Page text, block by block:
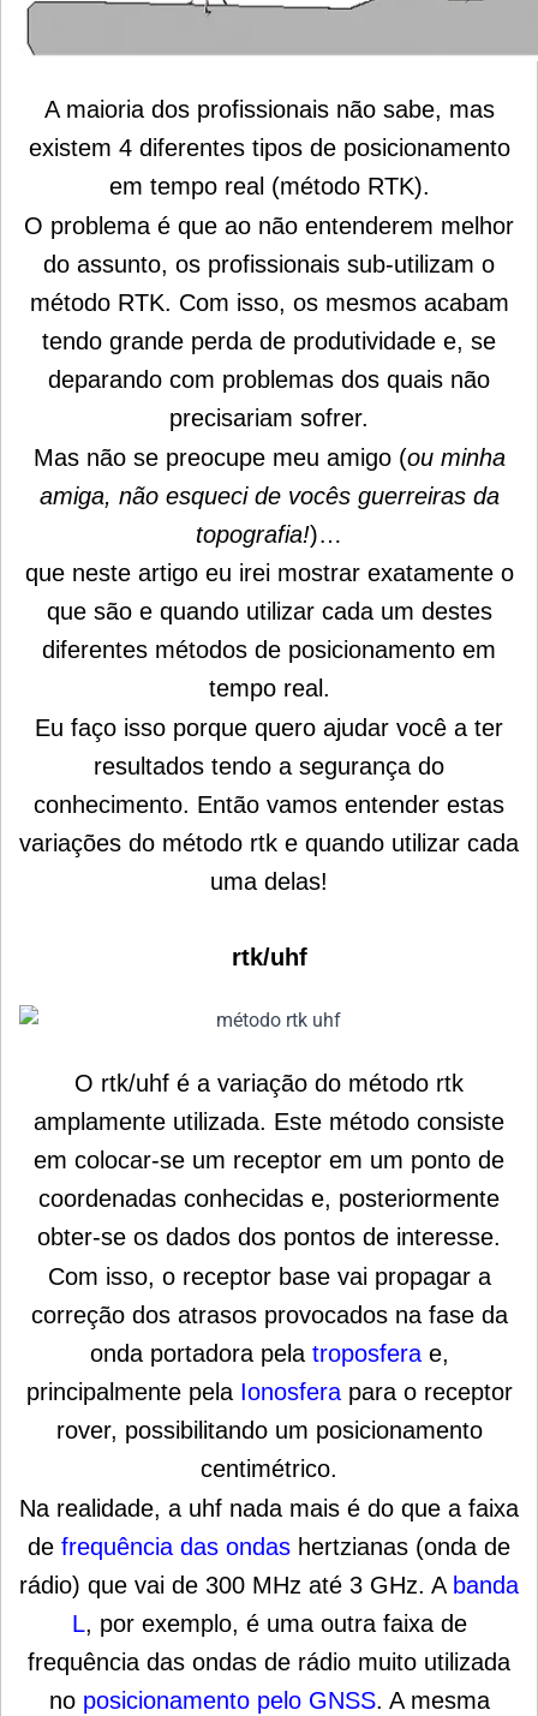
A maioria dos profissionais não sabe, mas
existem 4 diferentes tipos de posicionamento
em tempo real (método RTK).
O problema é que ao não entenderem melhor
do assunto, os profissionais sub-utilizam o
método RTK. Com isso, os mesmos acabam
tendo grande perda de produtividade e, se
deparando com problemas dos quais não
precisariam sofrer.
Mas não se preocupe meu amigo (ou minha
amiga, não esqueci de vocês guerreiras da
topografia!)…
que neste artigo eu irei mostrar exatamente o
que são e quando utilizar cada um destes
diferentes métodos de posicionamento em
tempo real.
Eu faço isso porque quero ajudar você a ter
resultados tendo a segurança do
conhecimento. Então vamos entender estas
variações do método rtk e quando utilizar cada
uma delas!
rtk/uhf
O rtk/uhf é a variação do método rtk
amplamente utilizada. Este método consiste
em colocar-se um receptor em um ponto de
coordenadas conhecidas e, posteriormente
obter-se os dados dos pontos de interesse.
Com isso, o receptor base vai propagar a
correção dos atrasos provocados na fase da
onda portadora pela troposferae,
principalmente pela Ionosferapara o receptor
rover, possibilitando um posicionamento
centimétrico.
Na realidade, a uhf nada mais é do que a faixa
de frequência das ondas hertzianas (onda de
rádio) que vai de 300 MHz até 3 GHz. A banda
L, por exemplo, é uma outra faixa de
frequência das ondas de rádio muito utilizada
no posicionamento pelo GNSS. A mesma